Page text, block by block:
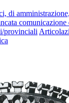
di
comunicazione
provinciali